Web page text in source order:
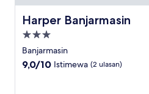
Harper Banjarmasin
Harper Banjarmasin
Properti
bintang
3.0
Banjarmasin
9.0
9,0/10 Istimewa (2 ulasan)